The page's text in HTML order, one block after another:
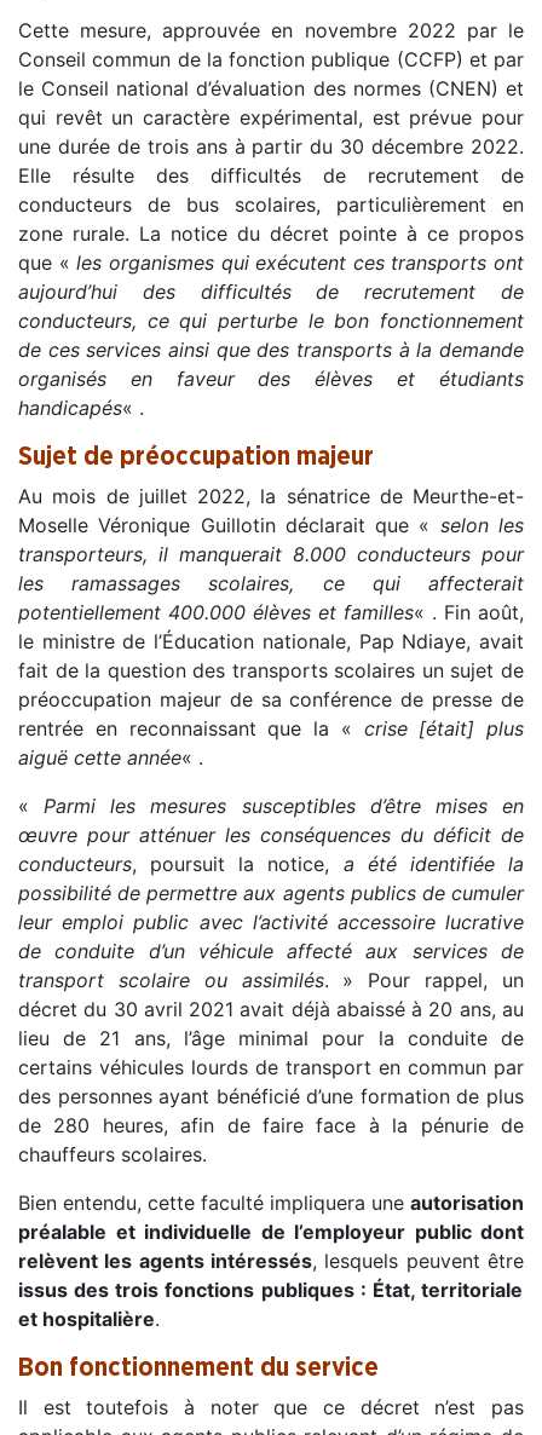
Cette mesure, approuvée en novembre 2022 par le
Conseil commun de la fonction publique (CCFP) et par
le Conseil national d’évaluation des normes (CNEN) et
qui revêt un caractère expérimental, est prévue pour
une durée de trois ans à partir du 30 décembre 2022.
Elle résulte des difficultés de recrutement de
conducteurs de bus scolaires, particulièrement en
zone rurale. La notice du décret pointe à ce propos
que «les organismes qui exécutent ces transports ont
aujourd’hui des difficultés de recrutement de
conducteurs, ce qui perturbe le bon fonctionnement
de ces services ainsi que des transports à la demande
organisés en faveur des élèves et étudiants
handicapés« .
Sujet de préoccupation majeur
Au mois de juillet 2022, la sénatrice de Meurthe-et-
Moselle Véronique Guillotin déclarait que « selon les
transporteurs, il manquerait 8.000 conducteurs pour
les ramassages scolaires, ce qui affecterait
potentiellement 400.000 élèves et familles« . Fin août,
le ministre de l’Éducation nationale, Pap Ndiaye, avait
fait de la question des transports scolaires un sujet de
préoccupation majeur de sa conférence de presse de
rentrée en reconnaissant que la « crise [était] plus
aiguë cette année« .
« Parmi les mesures susceptibles d’être mises en
œuvre pour atténuer les conséquences du déficit de
conducteurs, poursuit la notice, a été identifiée la
possibilité de permettre aux agents publics de cumuler
leur emploi public avec l’activité accessoire lucrative
de conduite d’un véhicule affecté aux services de
transport scolaire ou assimilés. » Pour rappel, un
décret du 30 avril 2021 avait déjà abaissé à 20 ans, au
lieu de 21 ans, l’âge minimal pour la conduite de
certains véhicules lourds de transport en commun par
des personnes ayant bénéficié d’une formation de plus
de 280 heures, afin de faire face à la pénurie de
chauffeurs scolaires.
Bien entendu, cette faculté impliquera une autorisation
préalable et individuelle de l’employeur public dont
relèvent les agents intéressés, lesquels peuvent être
issus des trois fonctions publiques : État, territoriale
et hospitalière.
Bon fonctionnement du service
Il est toutefois à noter que ce décret n’est pas